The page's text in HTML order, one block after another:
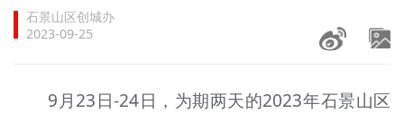
文明实践
未成年人思想道德建设
石景山区创城办
2023-09-25
9月23日-24日，为期两天的2023年石景山区